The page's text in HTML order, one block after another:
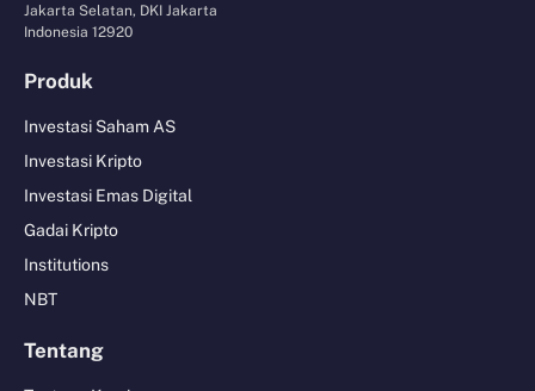
Jakarta Selatan, DKI Jakarta
Indonesia 12920
Produk
Investasi Saham AS
Investasi Kripto
Investasi Emas Digital
Gadai Kripto
Institutions
NBT
Tentang